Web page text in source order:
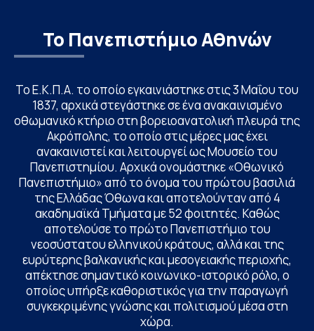
Το Πανεπιστήμιο Αθηνών
Το Ε.Κ.Π.Α. το οποίο εγκαινιάστηκε στις 3 Μαΐου του
1837, αρχικά στεγάστηκε σε ένα ανακαινισμένο
οθωμανικό κτήριο στη βορειοανατολική πλευρά της
Ακρόπολης, το οποίο στις μέρες μας έχει
ανακαινιστεί και λειτουργεί ως Μουσείο του
Πανεπιστημίου. Αρχικά ονομάστηκε «Οθωνικό
Πανεπιστήμιο» από το όνομα του πρώτου βασιλιά
της Ελλάδας Όθωνα και αποτελούνταν από 4
ακαδημαϊκά Τμήματα με 52 φοιτητές. Καθώς
αποτελούσε το πρώτο Πανεπιστήμιο του
νεοσύστατου ελληνικού κράτους, αλλά και της
ευρύτερης βαλκανικής και μεσογειακής περιοχής,
απέκτησε σημαντικό κοινωνικο-ιστορικό ρόλο, ο
οποίος υπήρξε καθοριστικός για την παραγωγή
συγκεκριμένης γνώσης και πολιτισμού μέσα στη
χώρα.